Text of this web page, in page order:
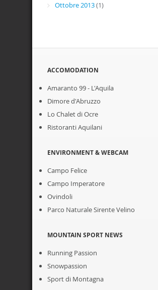
Ottobre 2013(1)
ACCOMODATION
Amaranto 99 - L'Aquila
Dimore d'Abruzzo
Lo Chalet di Ocre
Ristoranti Aquilani
ENVIRONMENT & WEBCAM
Campo Felice
Campo Imperatore
Ovindoli
Parco Naturale Sirente Velino
MOUNTAIN SPORT NEWS
Running Passion
Snowpassion
Sport di Montagna